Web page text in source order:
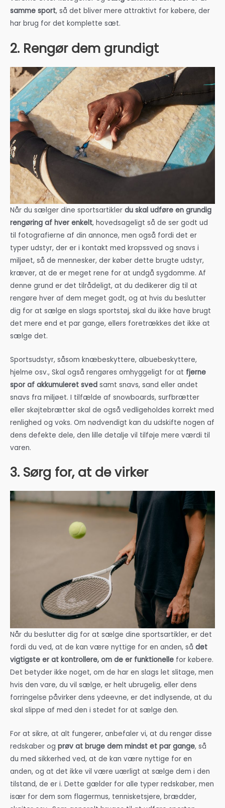
samme sport, så det bliver mere attraktivt for købere, der
har brug for det komplette sæt.
2. Rengør dem grundigt
Når du sælger dine sportsartikler du skal udføre en grundig
rengøring af hver enkelt, hovedsageligt så de ser godt ud
til fotografierne af din annonce, men også fordi det er
typer udstyr, der er i kontakt med kropssved og snavs i
miljøet, så de mennesker, der køber dette brugte udstyr,
kræver, at de er meget rene for at undgå sygdomme. Af
denne grund er det tilrådeligt, at du dedikerer dig til at
rengøre hver af dem meget godt, og at hvis du beslutter
dig for at sælge en slags sportstøj, skal du ikke have brugt
det mere end et par gange, ellers foretrækkes det ikke at
sælge det.
Sportsudstyr, såsom knæbeskyttere, albuebeskyttere,
hjelme osv., Skal også rengøres omhyggeligt for at fjerne
spor af akkumuleret sved samt snavs, sand eller andet
snavs fra miljøet. I tilfælde af snowboards, surfbrætter
eller skøjtebrætter skal de også vedligeholdes korrekt med
renlighed og voks. Om nødvendigt kan du udskifte nogen af
dens defekte dele, den lille detalje vil tilføje mere værdi til
varen.
3. Sørg for, at de virker
Når du beslutter dig for at sælge dine sportsartikler, er det
fordi du ved, at de kan være nyttige for en anden, så det
vigtigste er at kontrollere, om de er funktionelle for købere.
Det betyder ikke noget, om de har en slags let slitage, men
hvis den vare, du vil sælge, er helt ubrugelig, eller dens
forringelse påvirker dens ydeevne, er det indlysende, at du
skal slippe af med den i stedet for at sælge den.
For at sikre, at alt fungerer, anbefaler vi, at du rengør disse
redskaber og prøv at bruge dem mindst et par gange, så
du med sikkerhed ved, at de kan være nyttige for en
anden, og at det ikke vil være uærligt at sælge dem i den
tilstand, de er i. Dette gælder for alle typer redskaber, men
især for dem som flagermus, tennisketsjere, brædder,